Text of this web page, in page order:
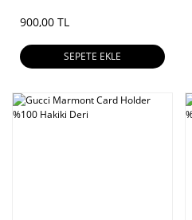
900,00 TL
SEPETE EKLE